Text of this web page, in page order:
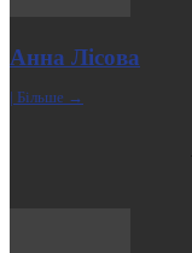
Анна Лісова
| Більше →